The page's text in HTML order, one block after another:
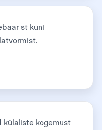
kuni
külaliste kogemust